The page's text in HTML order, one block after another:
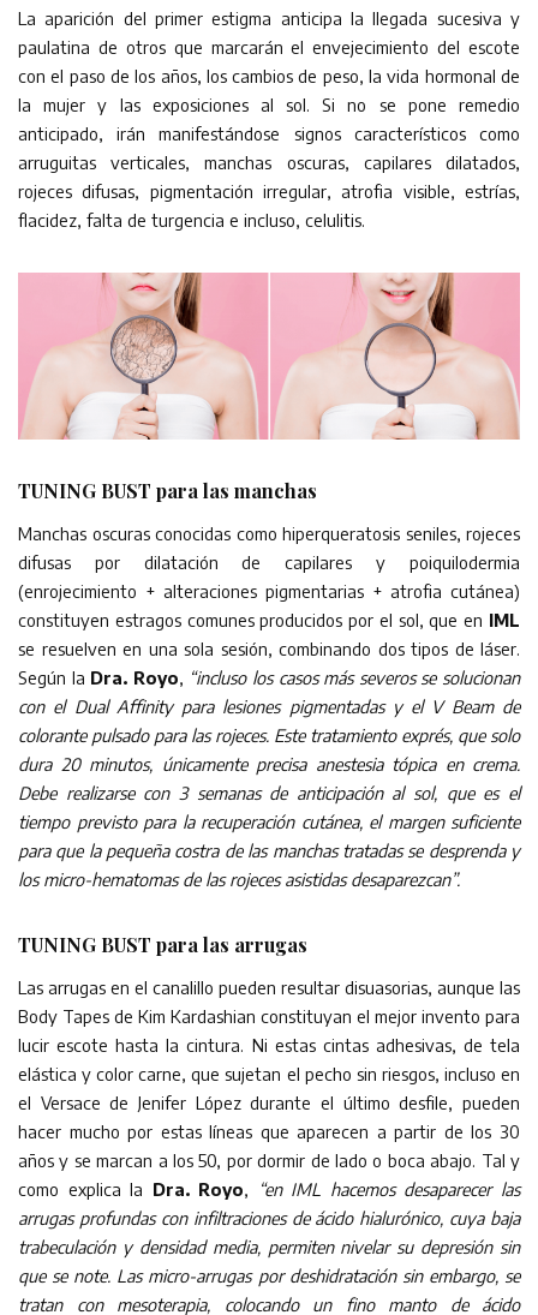
La aparición del primer estigma anticipa la llegada sucesiva y
paulatina de otros que marcarán el envejecimiento del escote
con el paso de los años, los cambios de peso, la vida hormonal de
la mujer y las exposiciones al sol. Si no se pone remedio
anticipado, irán manifestándose signos característicos como
arruguitas verticales, manchas oscuras, capilares dilatados,
rojeces difusas, pigmentación irregular, atrofia visible, estrías,
flacidez, falta de turgencia e incluso, celulitis.
TUNING BUST para las manchas
Manchas oscuras conocidas como hiperqueratosis seniles, rojeces
difusas por dilatación de capilares y poiquilodermia
(enrojecimiento + alteraciones pigmentarias + atrofia cutánea)
constituyen estragos comunes producidos por el sol, que en IML
se resuelven en una sola sesión, combinando dos tipos de láser.
Según la Dra. Royo, “incluso los casos más severos se solucionan
con el Dual Affinity para lesiones pigmentadas y el V Beam de
colorante pulsado para las rojeces. Este tratamiento exprés, que solo
dura 20 minutos, únicamente precisa anestesia tópica en crema.
Debe realizarse con 3 semanas de anticipación al sol, que es el
tiempo previsto para la recuperación cutánea, el margen suficiente
para que la pequeña costra de las manchas tratadas se desprenda y
los micro-hematomas de las rojeces asistidas desaparezcan”.
TUNING BUST para las arrugas
Las arrugas en el canalillo pueden resultar disuasorias, aunque las
Body Tapes de Kim Kardashian constituyan el mejor invento para
lucir escote hasta la cintura. Ni estas cintas adhesivas, de tela
elástica y color carne, que sujetan el pecho sin riesgos, incluso en
el Versace de Jenifer López durante el último desfile, pueden
hacer mucho por estas líneas que aparecen a partir de los 30
años y se marcan a los 50, por dormir de lado o boca abajo. Tal y
como explica la Dra. Royo,
“en IML hacemos desaparecer las
arrugas profundas con infiltraciones de ácido hialurónico, cuya baja
trabeculación y densidad media, permiten nivelar su depresión sin
que se note. Las micro-arrugas por deshidratación sin embargo, se
tratan con mesoterapia, colocando un fino manto de ácido